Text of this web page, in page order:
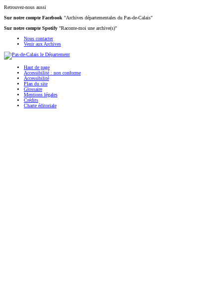
Retrouvez-nous aussi
Sur notre compte Facebook "Archives départementales du Pas-de-Calais"
Sur notre compte Spotify "Raconte-moi une archive(s)"
Nous contacter
Venir aux Archives
Haut de page
Accessibilité : non conforme
Accessibilité
Plan du site
Glossaire
Mentions légales
Crédits
Charte éditoriale